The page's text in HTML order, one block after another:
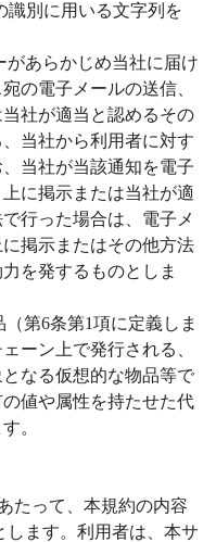
識別に用いる文字列を
があらかじめ当社に届け
の電子メールの送信、
社が適当と認めるその
当社から利用者に対す
当社が当該通知を電子
に掲示または当社が適
行った場合は、電子メ
掲示またはその他方法
を発するものとしま
第6条第1項に定義しま
ーン上で発⾏される、
なる仮想的な物品等で
値や属性を持たせた代
。
たって、本規約の内容
します。利用者は、本サ